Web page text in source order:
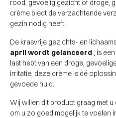
rood, gevoelig gezicht of droge,
crème biedt de verzachtende
gezin nodig heeft.
De krasvrije gezichts- en
april wordt gelanceerd, is
last hebt van een droge,
irritatie, deze crème is dé
gevoede huid.
Wij willen dit product graag met
om u zo goed mogelijk te voelen